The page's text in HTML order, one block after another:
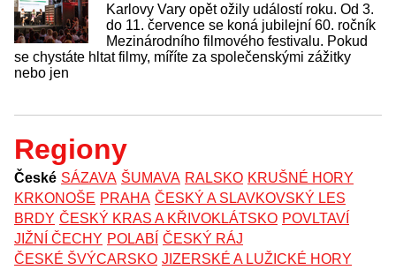
Karlovy Vary opět ožily událostí roku. Od 3.
do 11. července se koná jubilejní 60. ročník
Mezinárodního filmového festivalu. Pokud
se chystáte hltat filmy, míříte za společenskými zážitky
nebo jen
Regiony
České SÁZAVA ŠUMAVA RALSKO KRUŠNÉ HORY
KRKONOŠE PRAHA ČESKÝ A SLAVKOVSKÝ LES
BRDY ČESKÝ KRAS A KŘIVOKLÁTSKO POVLTAVÍ
JIŽNÍ ČECHY POLABÍ ČESKÝ RÁJ
ČESKÉ ŠVÝCARSKO JIZERSKÉ A LUŽICKÉ HORY